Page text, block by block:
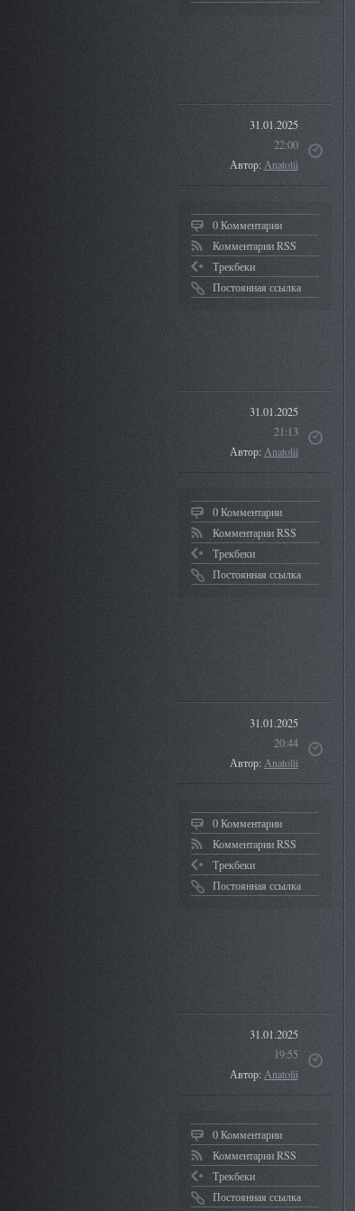
31.01.2025
22:00
Автор:Anatolii
0 Комментарии
Комментарии RSS
Трекбеки
Постоянная ссылка
31.01.2025
21:13
Автор:Anatolii
0 Комментарии
Комментарии RSS
Трекбеки
Постоянная ссылка
31.01.2025
20:44
Автор:Anatolii
0 Комментарии
Комментарии RSS
Трекбеки
Постоянная ссылка
31.01.2025
19:55
Автор:Anatolii
0 Комментарии
Комментарии RSS
Трекбеки
Постоянная ссылка